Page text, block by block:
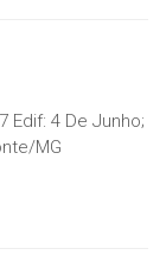
Edif: 4 De Junho;
/MG